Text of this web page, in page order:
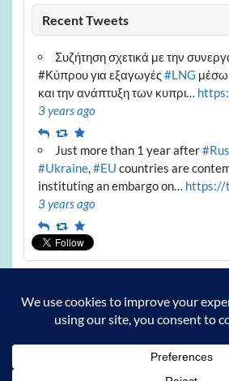
Recent Tweets
Συζήτηση σχετικά με την
#Κύπρου για εξαγωγές#LNG
και την ανάπτυξη των κυπρι…
3 years ago
ReplyRetweet
Favourite
Just more than 1 year after
#Ukraine,#EU countries are
instituting an embargo on… https://
3 years ago
ReplyRetweet
Favourite
Archives
Archives